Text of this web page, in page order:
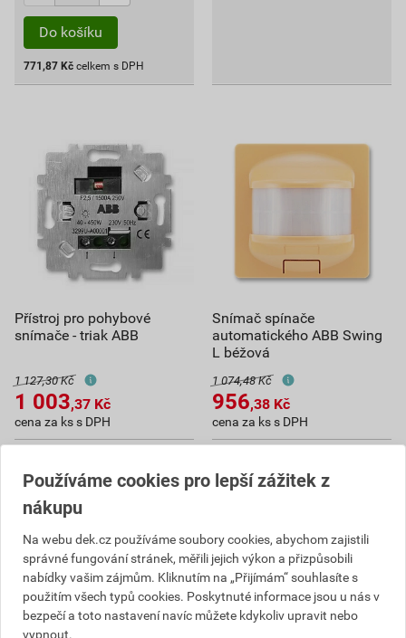
Do košíku
771,87 Kč celkem s DPH
Přístroj pro pohybové
snímače - triak ABB
1 127,30 Kč
1 003,37 Kč
cena za ks s DPH
Snímač spínače
automatického ABB Swing
L béžová
1 074,48 Kč
956,38 Kč
cena za ks s DPH
Používáme cookies pro lepší zážitek z
nákupu
Na webu dek.cz používáme soubory cookies, abychom zajistili
správné fungování stránek, měřili jejich výkon a přizpůsobili
nabídky vašim zájmům. Kliknutím na „Přijímám“ souhlasíte s
použitím všech typů cookies. Poskytnuté informace jsou u nás v
bezpečí a toto nastavení navíc můžete kdykoliv upravit nebo
vypnout.